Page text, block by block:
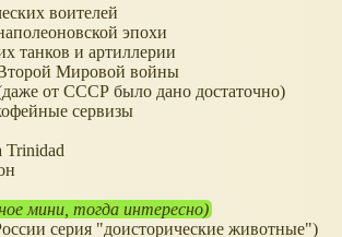
воителей
эпохи
танков и артиллерии
Мировой войны
от СССР было дано достаточно)
сервизы
Trinidad
мини, тогда интересно)
серия "доисторические животные")